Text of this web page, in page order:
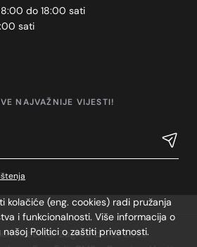
do 18:00 sati
sati
NAJVAŽNIJE VIJESTI!
centar Zagreb d.o.o., 2026
kolačiće (eng. cookies) radi pružanja
i funkcionalnosti. Više informacija o
Politici o zaštiti privatnosti.